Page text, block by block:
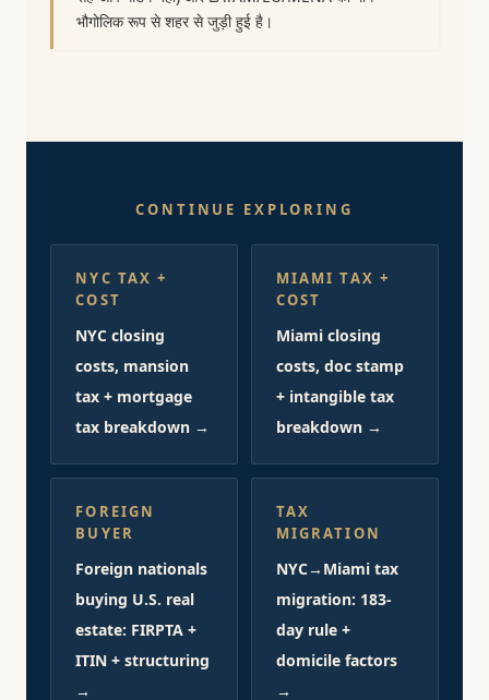
भौगोलिक रूप से शहर से जुड़ी हुई है।
CONTINUE EXPLORING
NYC TAX +
COST
NYC closing
costs, mansion
tax + mortgage
tax breakdown →
MIAMI TAX +
COST
Miami closing
costs, doc stamp
+ intangible tax
breakdown →
FOREIGN
BUYER
Foreign nationals
buying U.S. real
estate: FIRPTA +
ITIN + structuring
→
TAX
MIGRATION
NYC→Miami tax
migration: 183-
day rule +
domicile factors
→